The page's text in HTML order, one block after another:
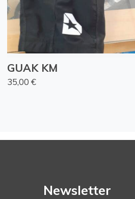
GUAK KM
35,00 €
Newsletter